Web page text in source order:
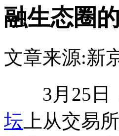
融生态圈
文章来源:新
3月25日，
坛 上从交易